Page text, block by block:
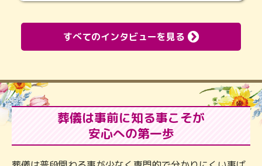
すべてのインタビューを見る
葬儀は事前に知る事こそが
安心への第一歩